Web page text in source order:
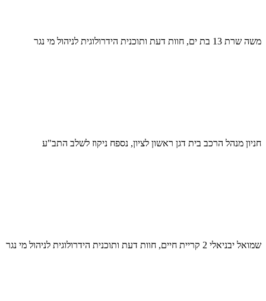
משה שרת 13 בת ים, חוות דעת ותוכנית הידרולוגית לניהול מי נגר
חניון מנהל הרכב בית דגן ראשון לציון, נספח ניקוז לשלב התב"ע
שמואל יבניאלי 2 קריית חיים, חוות דעת ותוכנית הידרולוגית לניהול מי נגר